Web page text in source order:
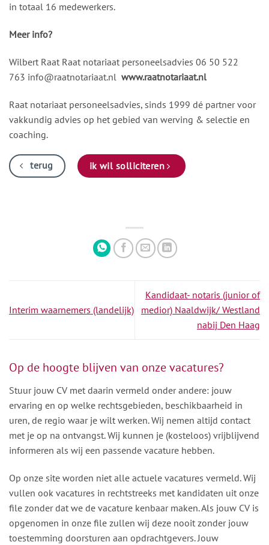
in totaal 16 medewerkers.
Meer info?
Wilbert Raat Raat notariaat personeelsadvies 06 50 522
763 info@raatnotariaat.nl www.raatnotariaat.nl
Raat notariaat personeelsadvies, sinds 1999 dé partner voor
vakkundig advies op het gebied van werving & selectie en
coaching.
terug ik wil solliciteren
Interim waarnemers (landelijk)
Kandidaat- notaris (junior of
medior) Naaldwijk/ Westland
nabij Den Haag
Op de hoogte blijven van onze vacatures?
Stuur jouw CV met daarin vermeld onder andere: jouw
ervaring en op welke rechtsgebieden, beschikbaarheid in
uren, de regio waar je wilt werken. Wij nemen altijd contact
met je op na ontvangst. Wij kunnen je (kosteloos) vrijblijvend
informeren als wij een passende vacature hebben.
Op onze site worden niet alle actuele vacatures vermeld. Wij
vullen ook vacatures in rechtstreeks met kandidaten uit onze
file zonder dat we de vacature kenbaar maken. Als jouw CV is
opgenomen in onze file zullen wij deze nooit zonder jouw
toestemming doorsturen aan opdrachtgevers. Jouw